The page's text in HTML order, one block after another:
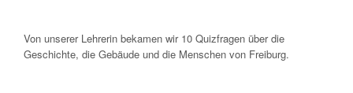
Von unserer Lehrerin bekamen wir 10 Quizfragen über die
Geschichte, die Gebäude und die Menschen von Freiburg.